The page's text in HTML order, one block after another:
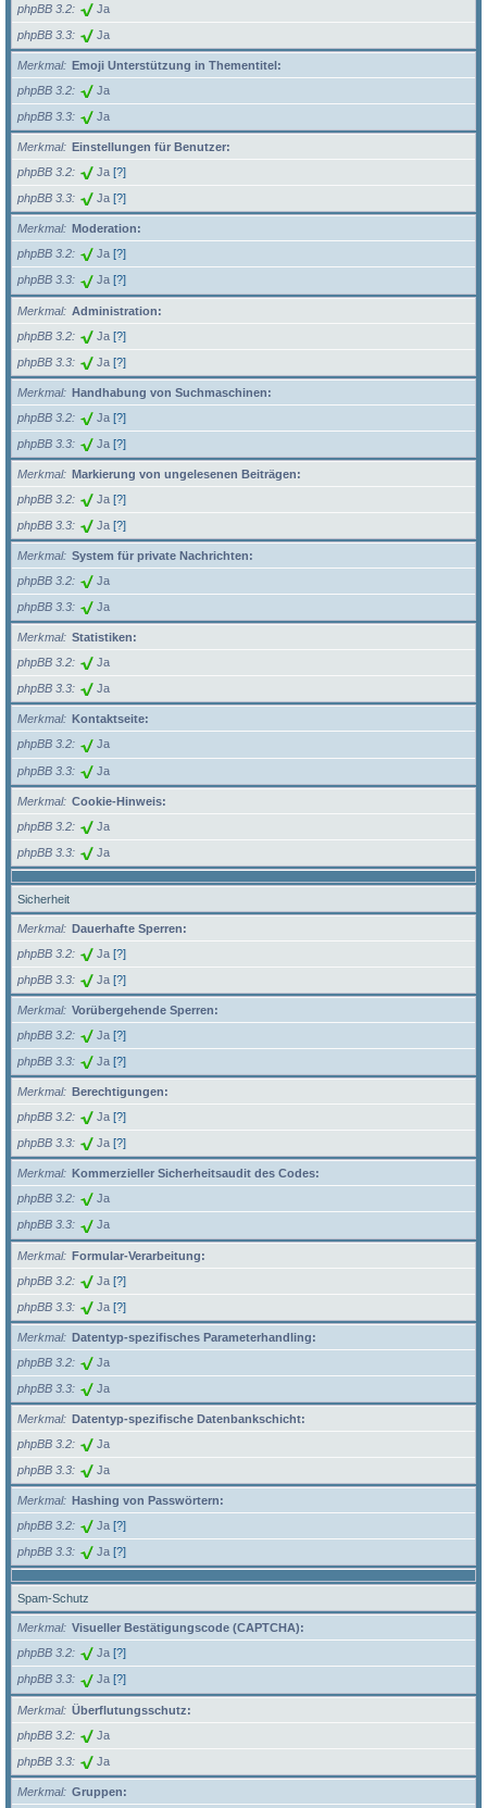
phpBB 3.2
Ja
phpBB 3.3 Ja
Merkmal
Emoji Unterstützung in Thementitel:
phpBB 3.2
Ja
phpBB 3.3 Ja
Merkmal
Einstellungen für Benutzer:
phpBB 3.2
Ja [?]
phpBB 3.3 Ja [?]
Merkmal
Moderation:
phpBB 3.2
Ja [?]
phpBB 3.3 Ja [?]
Merkmal
Administration:
phpBB 3.2
Ja [?]
phpBB 3.3 Ja [?]
Merkmal
Handhabung von Suchmaschinen:
phpBB 3.2
Ja [?]
phpBB 3.3 Ja [?]
Merkmal
Markierung von ungelesenen Beiträgen:
phpBB 3.2
Ja [?]
phpBB 3.3 Ja [?]
Merkmal
System für private Nachrichten:
phpBB 3.2
Ja
phpBB 3.3 Ja
Merkmal
Statistiken:
phpBB 3.2
Ja
phpBB 3.3 Ja
Merkmal
Kontaktseite:
phpBB 3.2
Ja
phpBB 3.3 Ja
Merkmal
Cookie-Hinweis:
phpBB 3.2
Ja
phpBB 3.3 Ja
Sicherheit
Merkmal
Dauerhafte Sperren:
phpBB 3.2
Ja [?]
phpBB 3.3 Ja [?]
Merkmal
Vorübergehende Sperren:
phpBB 3.2
Ja [?]
phpBB 3.3 Ja [?]
Merkmal
Berechtigungen:
phpBB 3.2
Ja [?]
phpBB 3.3 Ja [?]
Merkmal
Kommerzieller Sicherheitsaudit des Codes:
phpBB 3.2
Ja
phpBB 3.3 Ja
Merkmal
Formular-Verarbeitung:
phpBB 3.2
Ja [?]
phpBB 3.3 Ja [?]
Merkmal
Datentyp-spezifisches Parameterhandling:
phpBB 3.2
Ja
phpBB 3.3 Ja
Merkmal
Datentyp-spezifische Datenbankschicht:
phpBB 3.2
Ja
phpBB 3.3 Ja
Merkmal
Hashing von Passwörtern:
phpBB 3.2
Ja [?]
phpBB 3.3 Ja [?]
Spam-Schutz
Merkmal
Visueller Bestätigungscode (CAPTCHA):
phpBB 3.2
Ja [?]
phpBB 3.3 Ja [?]
Merkmal
Überflutungsschutz:
phpBB 3.2
Ja
phpBB 3.3 Ja
Merkmal
Gruppen: